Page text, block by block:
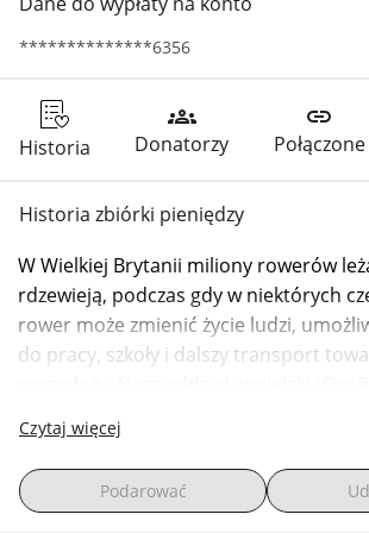
**************6356
Historia
groups
Donatorzy
link
Połączone
Historia zbiórki pieniędzy
W Wielkiej Brytanii miliony rowerów
rdzewieją, podczas gdy w niektórych
rower może zmienić życie ludzi,
do pracy, szkoły i dalszy transport
Uganda. Aby przetransportować pełny
używanymi rowerami i uruchomić
zbieramy 7000 EUR.
Czytaj więcej
Podarować